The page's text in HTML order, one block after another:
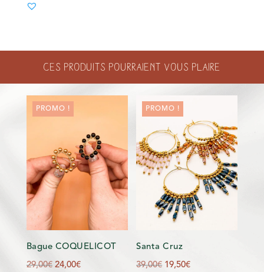
BRACELET
-
ORANGE
Ces produits pourraient vous plaire
PROMO !
Bague COQUELICOT
29,00€ Le
24,00€Le
PROMO !
Santa Cruz
39,00€ Le
19,50€Le